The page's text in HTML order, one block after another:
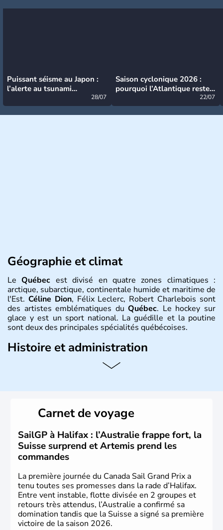
Puissant séisme au Japon :
l’alerte au tsunami
28/07
Saison cyclonique 2026 :
pourquoi l’Atlantique reste
22/07
Géographie et climat
LeQuébec est divisé en quatre zones climatiques :
arctique, subarctique, continentale humide et maritime de
l'Est. Céline Dion, Félix Leclerc, Robert Charlebois sont
des artistes emblématiques duQuébec. Le hockey sur
glace y est un sport national. La guédille et la poutine
sont deux des principales spécialités québécoises.
Histoire et administration
est une province francophone du
80 % desQuébécois. L’aéronautique, les
biotechnologies, l’industrie pharmaceutique, le génie
conseil constituent ses pôles essentiels d’activité.
Carnet de voyage
SailGP à Halifax : l’Australie frappe fort, la
Suisse surprend et Artemis prend les
commandes
La première journée du Canada Sail Grand Prix a
tenu toutes ses promesses dans la rade d’Halifax.
Entre vent instable, flotte divisée en 2 groupes et
retours très attendus, l’Australie a confirmé sa
domination tandis que la Suisse a signé sa première
victoire de la saison 2026.